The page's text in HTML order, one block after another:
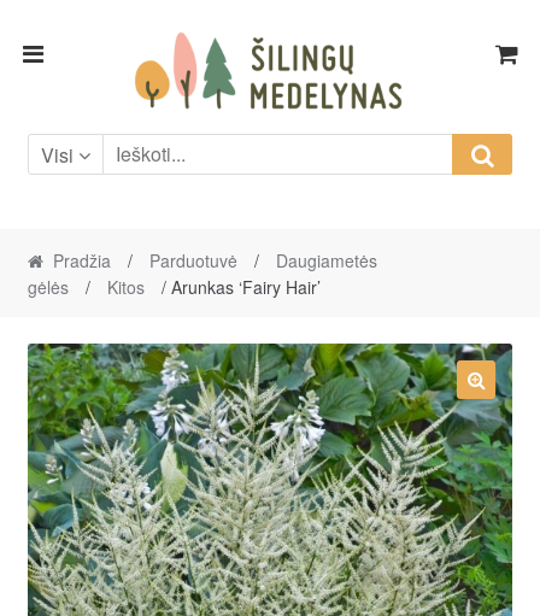
Skip
Skip
Visi
Pradžia / Parduotuvė /
Daugiametės
gėlės
/ Kitos / Arunkas ‘Fairy Hair’